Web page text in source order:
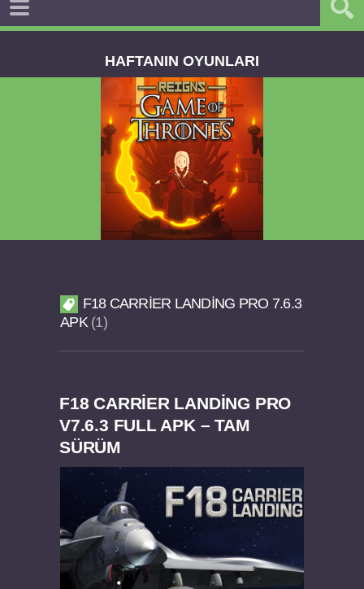
HAFTANIN OYUNLARI
Dream Road Multiplayer v1.4.2 PARA HİLELİ
Felix the Reaper v1.25 FULL APK
F18 CARRIER LANDING PRO 7.6.3
APK 1
F18 CARRIER LANDING PRO
V7.6.3 FULL APK – TAM
SÜRÜM